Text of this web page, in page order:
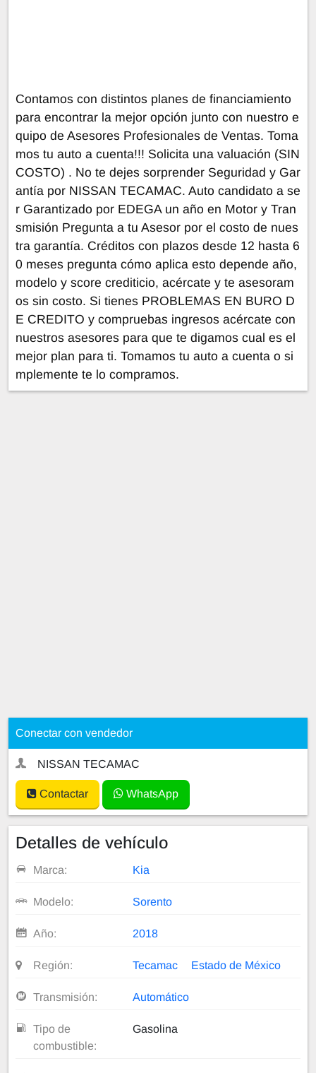
Contamos con distintos planes de financiamiento
para encontrar la mejor opción junto con nuestro e
quipo de Asesores Profesionales de Ventas. Toma
mos tu auto a cuenta!!! Solicita una valuación (SIN
COSTO) . No te dejes sorprender Seguridad y Gar
antía por NISSAN TECAMAC. Auto candidato a se
r Garantizado por EDEGA un año en Motor y Tran
smisión Pregunta a tu Asesor por el costo de nues
tra garantía. Créditos con plazos desde 12 hasta 6
0 meses pregunta cómo aplica esto depende año,
modelo y score crediticio, acércate y te asesoram
os sin costo. Si tienes PROBLEMAS EN BURO D
E CREDITO y compruebas ingresos acércate con
nuestros asesores para que te digamos cual es el
mejor plan para ti. Tomamos tu auto a cuenta o si
mplemente te lo compramos.
Conectar con vendedor
NISSAN TECAMAC
Contactar WhatsApp
Detalles de vehículo
Marca: Kia
Modelo: Sorento
Año: 2018
Región: Tecamac Estado de México
Transmisión: Automático
Tipo de
combustible:
Gasolina